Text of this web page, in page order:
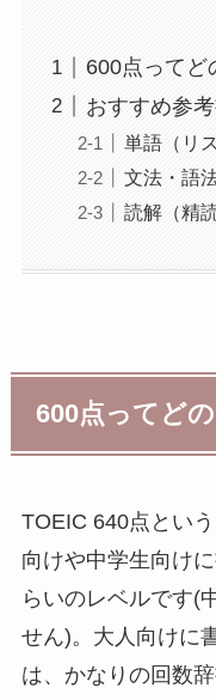
600点ってど
おすすめ参
単語（リ
文法・語
読解（精読
600点ってど
TOEIC 640点とい
向けや中学生向け
らいのレベルです(
せん)。大人向けに
は、かなりの回数